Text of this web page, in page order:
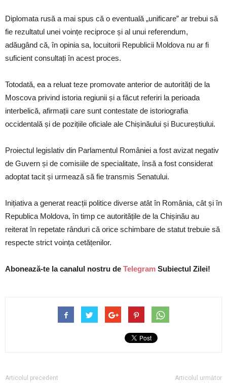
Diplomata rusă a mai spus că o eventuală „unificare” ar trebui să
fie rezultatul unei voințe reciproce și al unui referendum,
adăugând că, în opinia sa, locuitorii Republicii Moldova nu ar fi
suficient consultați în acest proces.
Totodată, ea a reluat teze promovate anterior de autorități de la
Moscova privind istoria regiunii și a făcut referiri la perioada
interbelică, afirmații care sunt contestate de istoriografia
occidentală și de pozițiile oficiale ale Chișinăului și Bucureștiului.
Proiectul legislativ din Parlamentul României a fost avizat negativ
de Guvern și de comisiile de specialitate, însă a fost considerat
adoptat tacit și urmează să fie transmis Senatului.
Inițiativa a generat reacții politice diverse atât în România, cât și în
Republica Moldova, în timp ce autoritățile de la Chișinău au
reiterat în repetate rânduri că orice schimbare de statut trebuie să
respecte strict voința cetățenilor.
Abonează-te la canalul nostru de Telegram Subiectul Zilei!
Articolul precedent Articolul următor